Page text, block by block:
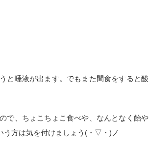
と唾液が出ます。でもまた間食をすると酸
で、ちょこちょこ食べや、なんとなく飴や
方は気を付けましょう ( ・▽・ ) ノ